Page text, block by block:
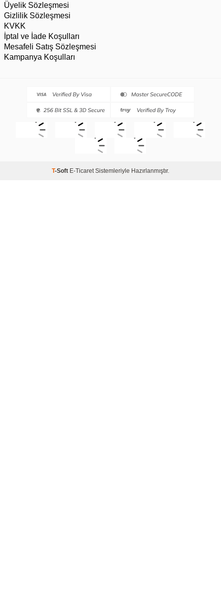
Üyelik Sözleşmesi
Gizlilik Sözleşmesi
KVKK
İptal ve İade Koşulları
Mesafeli Satış Sözleşmesi
Kampanya Koşulları
T-Soft E-Ticaret Sistemleriyle Hazırlanmıştır.